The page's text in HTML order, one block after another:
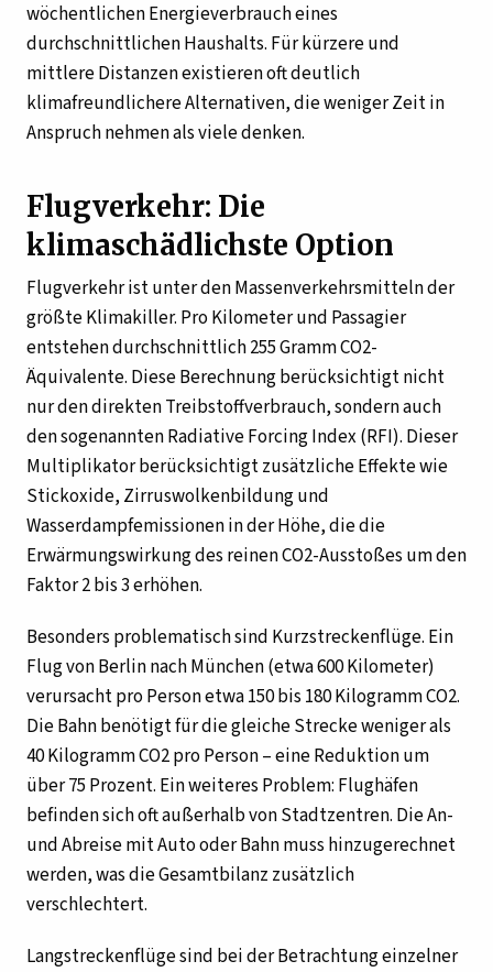
wöchentlichen Energieverbrauch eines
durchschnittlichen Haushalts. Für kürzere und
mittlere Distanzen existieren oft deutlich
klimafreundlichere Alternativen, die weniger Zeit in
Anspruch nehmen als viele denken.
Flugverkehr: Die
klimaschädlichste Option
Flugverkehr ist unter den Massenverkehrsmitteln der
größte Klimakiller. Pro Kilometer und Passagier
entstehen durchschnittlich 255 Gramm CO2-
Äquivalente. Diese Berechnung berücksichtigt nicht
nur den direkten Treibstoffverbrauch, sondern auch
den sogenannten Radiative Forcing Index (RFI). Dieser
Multiplikator berücksichtigt zusätzliche Effekte wie
Stickoxide, Zirruswolkenbildung und
Wasserdampfemissionen in der Höhe, die die
Erwärmungswirkung des reinen CO2-Ausstoßes um den
Faktor 2 bis 3 erhöhen.
Besonders problematisch sind Kurzstreckenflüge. Ein
Flug von Berlin nach München (etwa 600 Kilometer)
verursacht pro Person etwa 150 bis 180 Kilogramm CO2.
Die Bahn benötigt für die gleiche Strecke weniger als
40 Kilogramm CO2 pro Person – eine Reduktion um
über 75 Prozent. Ein weiteres Problem: Flughäfen
befinden sich oft außerhalb von Stadtzentren. Die An-
und Abreise mit Auto oder Bahn muss hinzugerechnet
werden, was die Gesamtbilanz zusätzlich
verschlechtert.
Langstreckenflüge sind bei der Betrachtung einzelner